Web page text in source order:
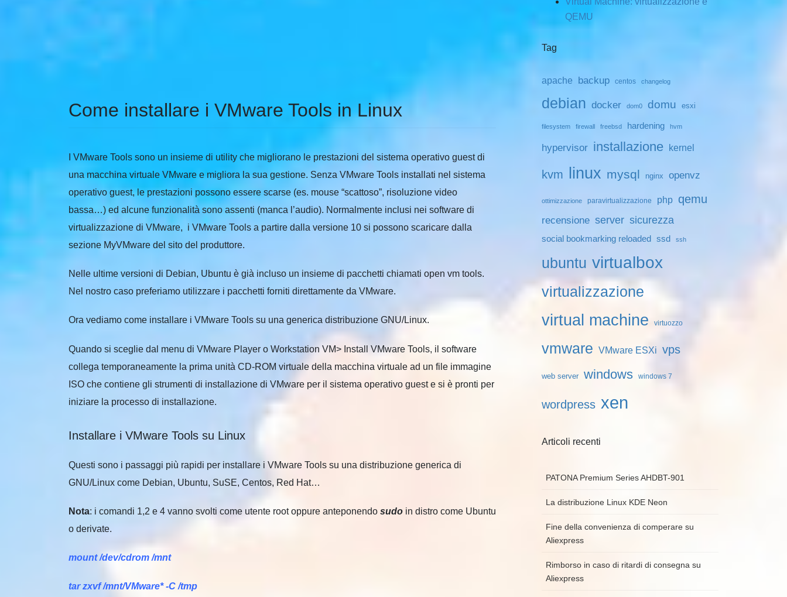
Come installare i VMware Tools in Linux
I VMware Tools sono un insieme di utility che migliorano le prestazioni del sistema operativo guest di
una macchina virtuale VMware e migliora la sua gestione. Senza VMware Tools installati nel sistema
operativo guest, le prestazioni possono essere scarse (es. mouse “scattoso”, risoluzione video
bassa…) ed alcune funzionalità sono assenti (manca l’audio). Normalmente inclusi nei software di
virtualizzazione di VMware, i VMware Tools a partire dalla versione 10 si possono scaricare dalla
sezione MyVMware del sito del produttore.
Nelle ultime versioni di Debian, Ubuntu è già incluso un insieme di pacchetti chiamati open vm tools.
Nel nostro caso preferiamo utilizzare i pacchetti forniti direttamente da VMware.
Ora vediamo come installare i VMware Tools su una generica distribuzione GNU/Linux.
Quando si sceglie dal menu di VMware Player o Workstation VM> Install VMware Tools, il software
collega temporaneamente la prima unità CD-ROM virtuale della macchina virtuale ad un file immagine
ISO che contiene gli strumenti di installazione di VMware per il sistema operativo guest e si è pronti per
iniziare la processo di installazione.
Installare i VMware Tools su Linux
Questi sono i passaggi più rapidi per installare i VMware Tools su una distribuzione generica di
GNU/Linux come Debian, Ubuntu, SuSE, Centos, Red Hat…
Nota: i comandi 1,2 e 4 vanno svolti come utente root oppure anteponendo sudo in distro come Ubuntu
o derivate.
mount /dev/cdrom /mnt
tar zxvf /mnt/VMware* -C /tmp
QEMU
Tag
apache backup centos changelog
debian docker dom0 domu esxi
filesystem firewall freebsd hardening hvm
hypervisor installazione kernel
kvm linux mysql nginx openvz
ottimizzazione paravirtualizzazione php qemu
recensione server sicurezza
social bookmarking reloaded ssd ssh
ubuntu virtualbox
virtualizzazione
virtual machine virtuozzo
vmware VMware ESXi vps
web server windows windows 7
wordpress xen
Articoli recenti
PATONA Premium Series AHDBT-901
La distribuzione Linux KDE Neon
Fine della convenienza di comperare su
Aliexpress
Rimborso in caso di ritardi di consegna su
Aliexpress